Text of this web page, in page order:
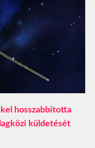
hosszabbította
küldetését